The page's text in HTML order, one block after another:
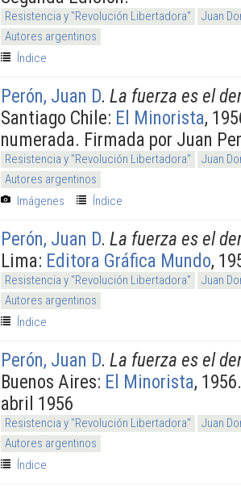
Resistencia y "Revolución Libertadora"
Juan
Autores argentinos
Índice
Perón, Juan D. La fuerza es el
Santiago Chile: El Minorista,
numerada. Firmada por Juan
Resistencia y "Revolución Libertadora"
Juan
Autores argentinos
Imágenes
Índice
Perón, Juan D. La fuerza es el
Lima: Editora Gráfica Mundo,
Resistencia y "Revolución Libertadora"
Juan
Autores argentinos
Índice
Perón, Juan D. La fuerza es el
Buenos Aires: El Minorista,
abril 1956
Resistencia y "Revolución Libertadora"
Juan
Autores argentinos
Índice